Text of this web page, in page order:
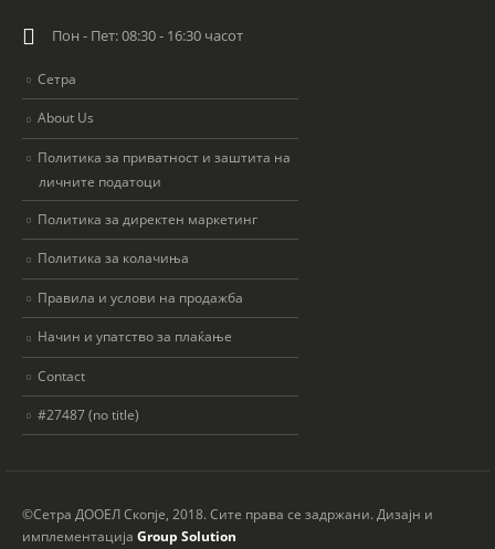
Пон - Пет: 08:30 - 16:30 часот
Сетра
About Us
Политика за приватност и заштита на
личните податоци
Политика за директен маркетинг
Политика за колачиња
Правила и услови на продажба
Начин и упатство за плаќање
Contact
#27487 (no title)
©Сетра ДООЕЛ Скопје, 2018. Сите права се задржани. Дизајн и
имплементација Group Solution